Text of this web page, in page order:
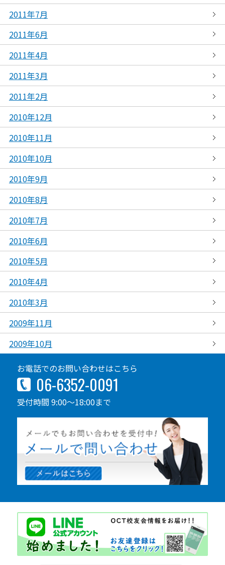
2011年7月
2011年6月
2011年4月
2011年3月
2011年2月
2010年12月
2010年11月
2010年10月
2010年9月
2010年8月
2010年7月
2010年6月
2010年5月
2010年4月
2010年3月
2009年11月
2009年10月
お電話でのお問い合わせはこちら
06-6352-0091
受付時間 9:00～18:00まで